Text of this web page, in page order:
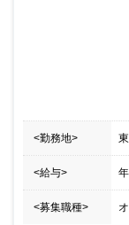
<勤務地>
<給与>
<募集職種>